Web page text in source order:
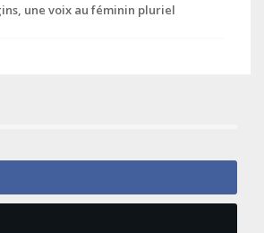
une voix au féminin pluriel